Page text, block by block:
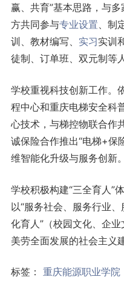
赢、共育”基本思路，与
方共同参与专业设置 、
训、教材编写、 实习实训
徒制、订单班、双元制等
学校重视科技创新工作。
程中心和重庆电梯安全科
心技术，与梯控物联合作
诚保险合作推出“电梯+保
维智能化升级与服务创新。
学校积极构建“三全育人”
以“服务社会、服务行业
化育人”（校园文化、企
美劳全面发展的社会主义
标签： 重庆能源职业学院